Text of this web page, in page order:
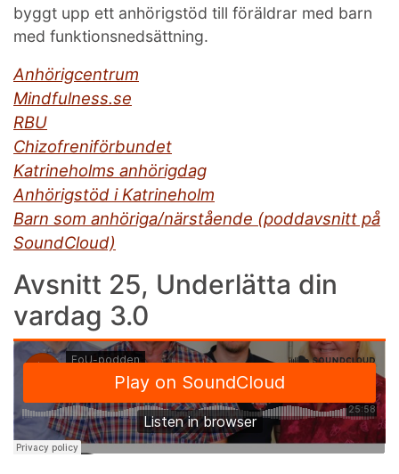
byggt upp ett anhörigstöd till föräldrar med barn
med funktionsnedsättning.
Anhörigcentrum
Mindfulness.se
RBU
Chizofreniförbundet
Katrineholms anhörigdag
Anhörigstöd i Katrineholm
Barn som anhöriga/närstående (poddavsnitt på
SoundCloud)
Avsnitt 25, Underlätta din
vardag 3.0